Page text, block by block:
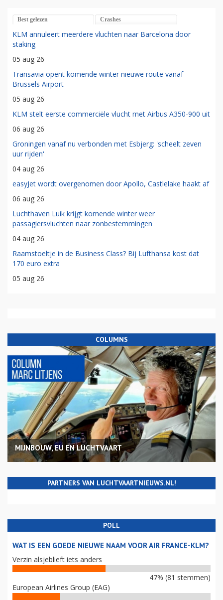
Best gelezen Crashes
KLM annuleert meerdere vluchten naar Barcelona door
staking
05 aug 26
Transavia opent komende winter nieuwe route vanaf
Brussels Airport
05 aug 26
KLM stelt eerste commerciële vlucht met Airbus A350-900 uit
06 aug 26
Groningen vanaf nu verbonden met Esbjerg: 'scheelt zeven
uur rijden'
04 aug 26
easyJet wordt overgenomen door Apollo, Castlelake haakt af
06 aug 26
Luchthaven Luik krijgt komende winter weer
passagiersvluchten naar zonbestemmingen
04 aug 26
Raamstoeltje in de Business Class? Bij Lufthansa kost dat
170 euro extra
05 aug 26
COLUMNS
MIJNBOUW, EU EN LUCHTVAART
PARTNERS VAN LUCHTVAARTNIEUWS.NL!
POLL
WAT IS EEN GOEDE NIEUWE NAAM VOOR AIR FRANCE-KLM?
Verzin alsjeblieft iets anders
47% (81 stemmen)
European Airlines Group (EAG)